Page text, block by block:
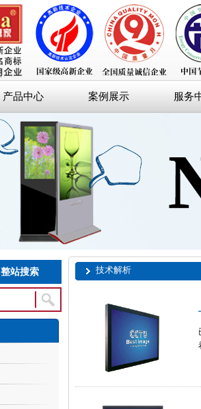
产品中心 案例展示 服务
整站搜索 技术解析